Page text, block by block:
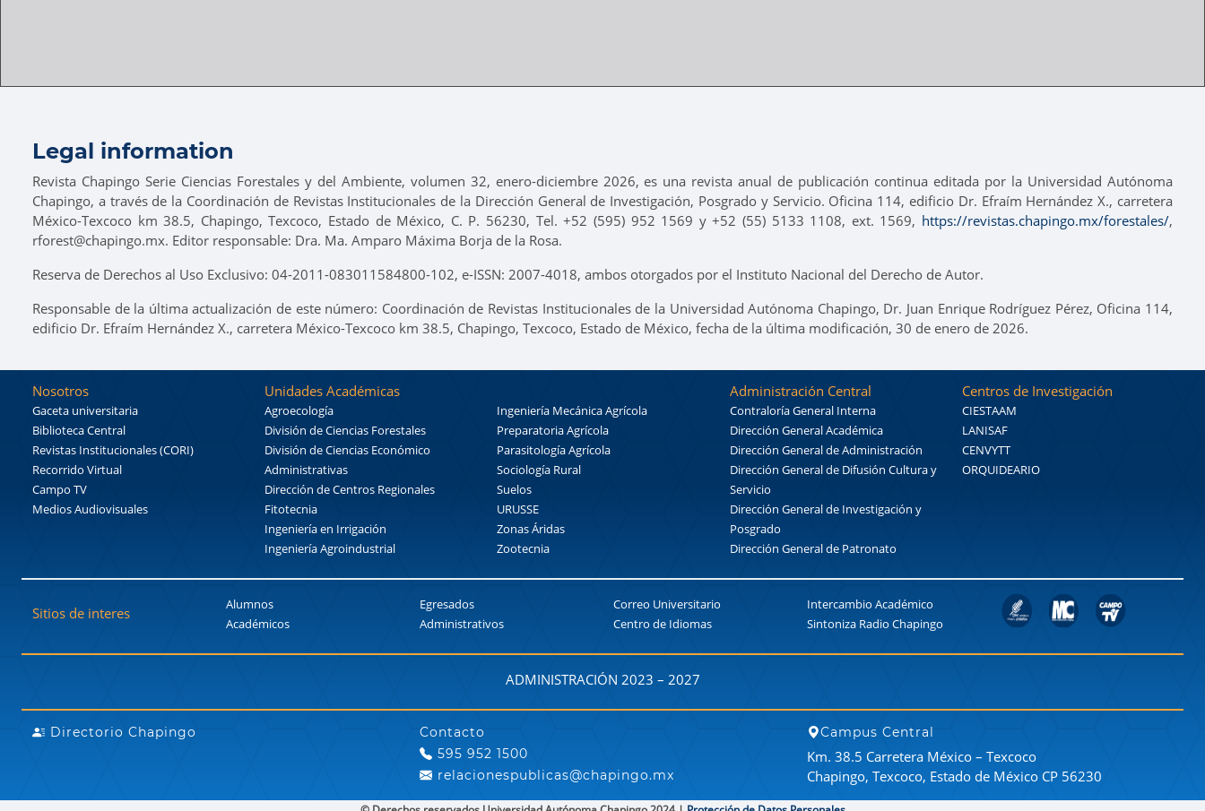
Legal information
Revista Chapingo Serie Ciencias Forestales y del Ambiente, volumen 32, enero-diciembre 2026, es una revista anual de publicación continua editada por la Universidad Autónoma
Chapingo, a través de la Coordinación de Revistas Institucionales de la Dirección General de Investigación, Posgrado y Servicio. Oficina 114, edificio Dr. Efraím Hernández X., carretera
México-Texcoco km 38.5, Chapingo, Texcoco, Estado de México, C. P. 56230, Tel. +52 (595) 952 1569 y +52 (55) 5133 1108, ext. 1569, https://revistas.chapingo.mx/forestales/,
rforest@chapingo.mx. Editor responsable: Dra. Ma. Amparo Máxima Borja de la Rosa.
Reserva de Derechos al Uso Exclusivo: 04-2011-083011584800-102, e-ISSN: 2007-4018, ambos otorgados por el Instituto Nacional del Derecho de Autor.
Responsable de la última actualización de este número: Coordinación de Revistas Institucionales de la Universidad Autónoma Chapingo, Dr. Juan Enrique Rodríguez Pérez, Oficina 114,
edificio Dr. Efraím Hernández X., carretera México-Texcoco km 38.5, Chapingo, Texcoco, Estado de México, fecha de la última modificación, 30 de enero de 2026.
Nosotros
Gaceta universitaria
Biblioteca Central
Revistas Institucionales (CORI)
Recorrido Virtual
Campo TV
Medios Audiovisuales
Unidades Académicas
Agroecología
División de Ciencias Forestales
División de Ciencias Económico
Administrativas
Dirección de Centros Regionales
Fitotecnia
Ingeniería en Irrigación
Ingeniería Agroindustrial
Ingeniería Mecánica Agrícola
Preparatoria Agrícola
Parasitología Agrícola
Sociología Rural
Suelos
URUSSE
Zonas Áridas
Zootecnia
Administración Central
Contraloría General Interna
Dirección General Académica
Dirección General de Administración
Dirección General de Difusión Cultura y
Servicio
Dirección General de Investigación y
Posgrado
Dirección General de Patronato
Centros de Investigación
CIESTAAM
LANISAF
CENVYTT
ORQUIDEARIO
Sitios de interes
Alumnos
Académicos
Egresados
Administrativos
Correo Universitario
Centro de Idiomas
Intercambio Académico
Sintoniza Radio Chapingo
ADMINISTRACIÓN 2023 – 2027
Directorio Chapingo
Contacto
595 952 1500
relacionespublicas@chapingo.mx
Campus Central
Km. 38.5 Carretera México – Texcoco
Chapingo, Texcoco, Estado de México CP 56230